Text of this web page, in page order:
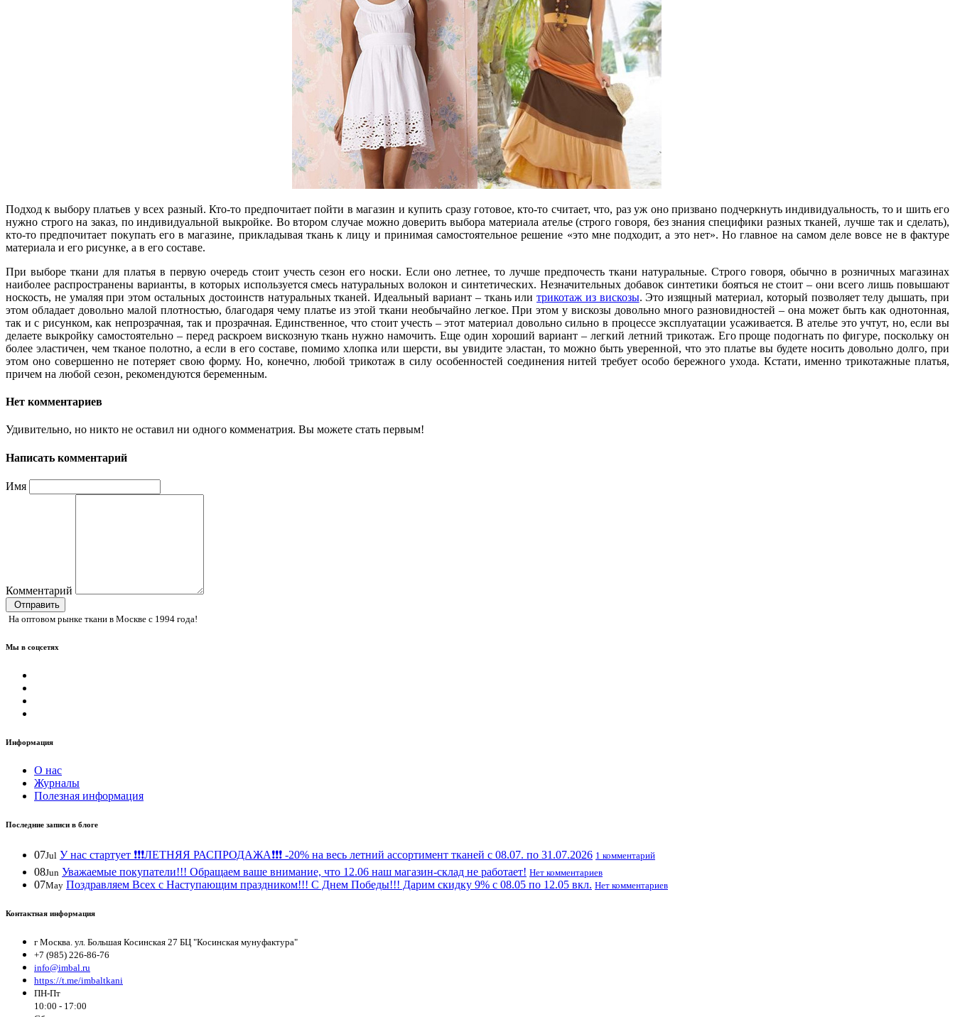
Подход к выбору платьев у всех разный. Кто-то предпочитает пойти в магазин и купить сразу готовое, кто-то считает, что, раз уж оно призвано подчеркнуть индивидуальность, то и шить его
нужно строго на заказ, по индивидуальной выкройке. Во втором случае можно доверить выбора материала ателье (строго говоря, без знания специфики разных тканей, лучше так и сделать),
кто-то предпочитает покупать его в магазине, прикладывая ткань к лицу и принимая самостоятельное решение «это мне подходит, а это нет». Но главное на самом деле вовсе не в фактуре
материала и его рисунке, а в его составе.
При выборе ткани для платья в первую очередь стоит учесть сезон его носки. Если оно летнее, то лучше предпочесть ткани натуральные. Строго говоря, обычно в розничных магазинах
наиболее распространены варианты, в которых используется смесь натуральных волокон и синтетических. Незначительных добавок синтетики бояться не стоит – они всего лишь повышают
носкость, не умаляя при этом остальных достоинств натуральных тканей. Идеальный вариант – ткань илитрикотаж из вискозы. Это изящный материал, который позволяет телу дышать, при
этом обладает довольно малой плотностью, благодаря чему платье из этой ткани необычайно легкое. При этом у вискозы довольно много разновидностей – она может быть как однотонная,
так и с рисунком, как непрозрачная, так и прозрачная. Единственное, что стоит учесть – этот материал довольно сильно в процессе эксплуатации усаживается. В ателье это учтут, но, если вы
делаете выкройку самостоятельно – перед раскроем вискозную ткань нужно намочить. Еще один хороший вариант – легкий летний трикотаж. Его проще подогнать по фигуре, поскольку он
более эластичен, чем тканое полотно, а если в его составе, помимо хлопка или шерсти, вы увидите эластан, то можно быть уверенной, что это платье вы будете носить довольно долго, при
этом оно совершенно не потеряет свою форму. Но, конечно, любой трикотаж в силу особенностей соединения нитей требует особо бережного ухода. Кстати, именно трикотажные платья,
причем на любой сезон, рекомендуются беременным.
Нет комментариев
Удивительно, но никто не оставил ни одного комменатрия. Вы можете стать первым!
Написать комментарий
Имя
Комментарий
Отправить
На оптовом рынке ткани в Москве с 1994 года!
Мы в соцсетях
Информация
О нас
Журналы
Полезная информация
Последние записи в блоге
07Jul У нас стартует ❗️❗️❗️ЛЕТНЯЯ РАСПРОДАЖА❗️❗️❗️ -20% на весь летний ассортимент тканей с 08.07. по 31.07.2026 1 комментарий
08Jun Уважаемые покупатели!!! Обращаем ваше внимание, что 12.06 наш магазин-склад не работает! Нет комментариев
07May Поздравляем Всех с Наступающим праздником!!! С Днем Победы!!! Дарим скидку 9% с 08.05 по 12.05 вкл. Нет комментариев
Контактная информация
г Москва. ул. Большая Косинская 27 БЦ "Косинская мунуфактура"
+7 (985) 226-86-76
info@imbal.ru
https://t.me/imbaltkani
ПН-Пт
10:00 - 17:00